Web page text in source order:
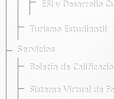
ESI y Desarrollo
Turismo Estudiantil
Servicios
Boletín de
Sistema Virtual de